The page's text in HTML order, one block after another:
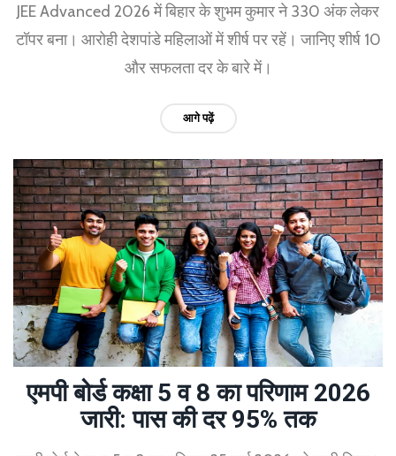
JEE Advanced 2026 में बिहार के शुभम कुमार ने 330 अंक लेकर
टॉपर बना। आरोही देशपांडे महिलाओं में शीर्ष पर रहें। जानिए शीर्ष 10
और सफलता दर के बारे में।
आगे पढ़ें
एमपी बोर्ड कक्षा 5 व 8 का परिणाम 2026
जारी: पास की दर 95% तक